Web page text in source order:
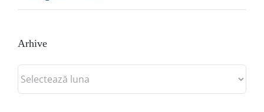
Arhive
Arhive